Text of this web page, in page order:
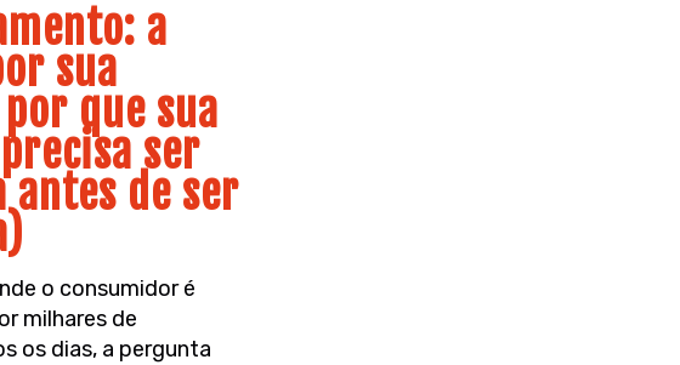
a
sua
que sua
ser
antes de ser
o consumidor é
milhares de
os dias, a pergunta